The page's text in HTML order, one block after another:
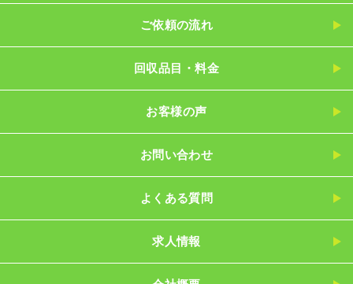
ご依頼の流れ
回収品目・料金
お客様の声
お問い合わせ
よくある質問
求人情報